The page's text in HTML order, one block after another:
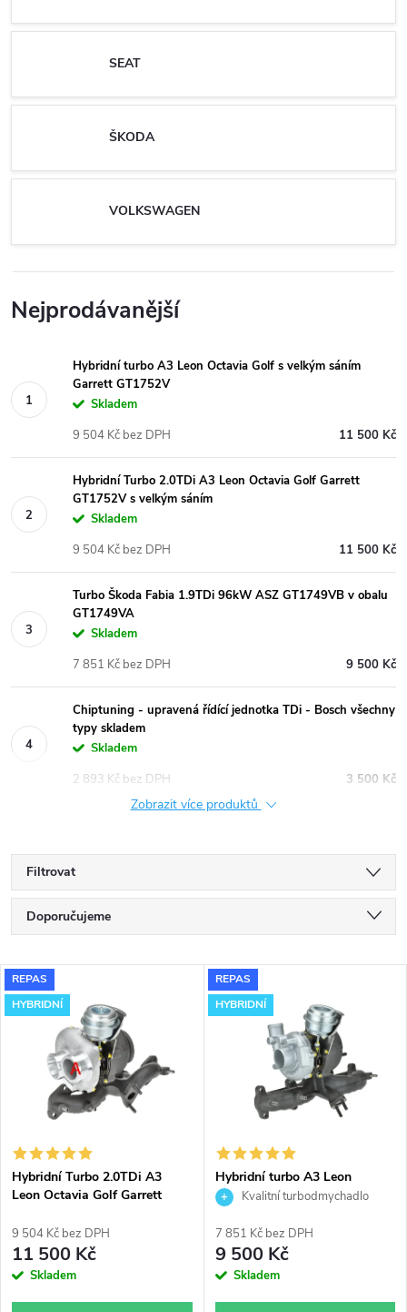
SEAT
ŠKODA
VOLKSWAGEN
Nejprodávanější
Hybridní turbo A3 Leon Octavia Golf s velkým sáním
Garrett GT1752V
Skladem
11 500 Kč
9 504 Kč bez DPH
Hybridní Turbo 2.0TDi A3 Leon Octavia Golf Garrett
GT1752V s velkým sáním
Skladem
11 500 Kč
9 504 Kč bez DPH
Turbo Škoda Fabia 1.9TDi 96kW ASZ GT1749VB v obalu
GT1749VA
Skladem
9 500 Kč
7 851 Kč bez DPH
Chiptuning - upravená řídící jednotka TDi - Bosch všechny
typy skladem
Skladem
3 500 Kč
2 893 Kč bez DPH
Zobrazit více produktů
Filtrovat
Ř
a
z
í
p
r
o
Doporučujeme
Nejdražší
Nejprodávanější
Abecedně
V
ý
s
p
r
REPAS
HYBRIDNÍ
Hybridní Turbo 2.0TDi A3
Leon Octavia Golf Garrett
9 504 Kč bez DPH
11 500 Kč
Skladem
REPAS
HYBRIDNÍ
Hybridní turbo A3 Leon
Octavia Golf Garrett
Kvalitní turbodmychadlo
7 851 Kč bez DPH
9 500 Kč
Skladem